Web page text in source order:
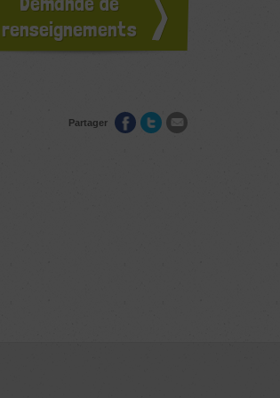
renseignements
Partager